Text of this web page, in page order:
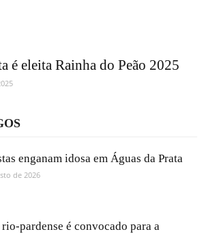
é eleita Rainha do Peão 2025
enganam idosa em Águas da Prata
de 2026
pardense é convocado para a